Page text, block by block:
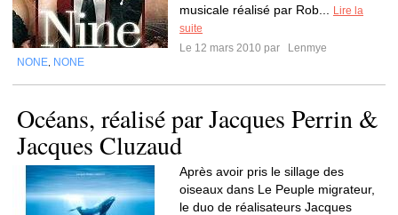
musicale réalisé par Rob...
Lire la
suite
Le 12 mars 2010 par
Lenmye
NONE NONE
Océans, réalisé par Jacques Perrin &
Jacques Cluzaud
Après avoir pris le sillage des
oiseaux dans Le Peuple migrateur,
le duo de réalisateurs Jacques